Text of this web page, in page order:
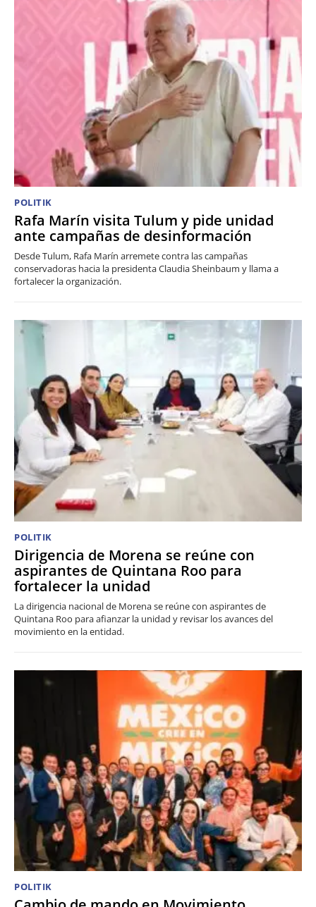
POLITIK
Rafa Marín visita Tulum y pide unidad
ante campañas de desinformación
Desde Tulum, Rafa Marín arremete contra las campañas
conservadoras hacia la presidenta Claudia Sheinbaum y llama a
fortalecer la organización.
POLITIK
Dirigencia de Morena se reúne con
aspirantes de Quintana Roo para
fortalecer la unidad
La dirigencia nacional de Morena se reúne con aspirantes de
Quintana Roo para afianzar la unidad y revisar los avances del
movimiento en la entidad.
POLITIK